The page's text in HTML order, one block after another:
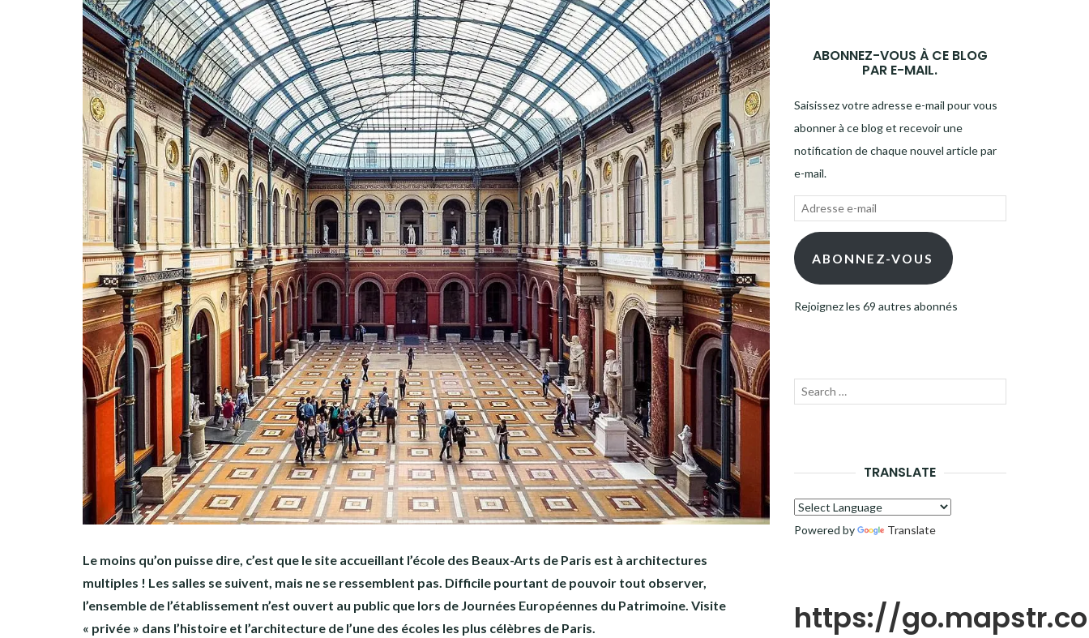
Le moins qu’on puisse dire, c’est que le site accueillant l’école des Beaux-Arts de Paris est à architectures
multiples ! Les salles se suivent, mais ne se ressemblent pas. Difficile pourtant de pouvoir tout observer,
l’ensemble de l’établissement n’est ouvert au public que lors de Journées Européennes du Patrimoine. Visite
« privée » dans l’histoire et l’architecture de l’une des écoles les plus célèbres de Paris.
ABONNEZ-VOUS À CE BLOG
PAR E-MAIL.
Saisissez votre adresse e-mail pour vous
abonner à ce blog et recevoir une
notification de chaque nouvel article par
e-mail.
Adresse
mail ABONNEZ-VOUS
Rejoignez les 69 autres abonnés
Recherche
TRANSLATE
Powered by Translate
https://